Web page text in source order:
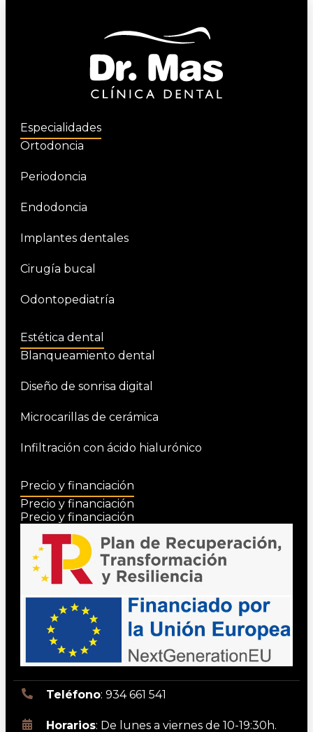
Especialidades
Ortodoncia
Periodoncia
Endodoncia
Implantes dentales
Cirugía bucal
Odontopediatría
Estética dental
Blanqueamiento dental
Diseño de sonrisa digital
Microcarillas de cerámica
Infiltración con ácido hialurónico
Precio y financiación
Precio y financiación
Precio y financiación
Teléfono: 934 661 541
Horarios: De lunes a viernes de 10-19:30h.